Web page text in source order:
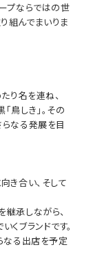
プならではの世
組んでまいりま
り名を連ね、
鳥しき」。その
なる発展を目
き合い、そして
承しながら、
くブランドです。
なる出店を予定